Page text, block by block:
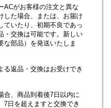
ACがお客様の注文と異な
した場合、または、お届け
ていたり、初期不良であっ
・交換は可能です。新しい
な部品）を発送いたしま
る返品・交換はお受けでき
合、商品到着後7日以内に
7日を超えますと交換でき